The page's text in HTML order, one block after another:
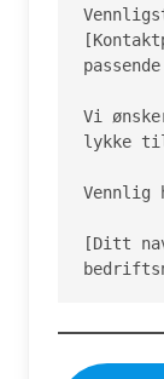
Vi
lykke
Vennlig
[Ditt